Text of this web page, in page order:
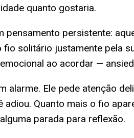
quanto gostaria.
persistente:
solitário justamente pela
ao acordar —
alarme. Ele pede atenção
Quanto mais o fio
parada para reflexão.